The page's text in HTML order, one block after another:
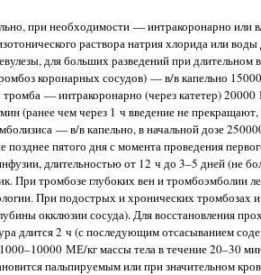
при необходимости — интракоронарно или
раствора натрия хлорида или
для больших разведений при
коронарных сосудов) — в/в капельно
тромба — интракоронарно (через катетер)
(ранее чем через 1 ч введение не
— в/в капельно, в начальной дозе
пятого дня с момента проведения
длительностью от 12 ч до 3–5 дней (не
При тромбозе глубоких вен и
При подострых и хронических
окклюзии сосуда). Для
длится 2 ч (с последующим отсасыванием
МЕ/кг массы тела в течение 20–30
пальпируемым или при значительном